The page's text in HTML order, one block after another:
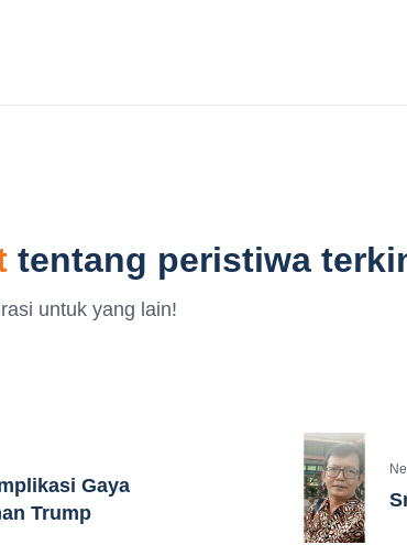
tentang peristiwa
untuk yang lain!
Gaya
Trump